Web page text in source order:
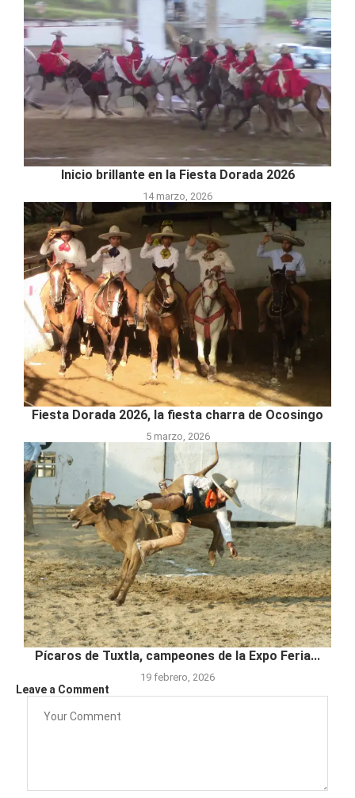
Inicio brillante en la Fiesta Dorada 2026
14 marzo, 2026
Fiesta Dorada 2026, la fiesta charra de Ocosingo
5 marzo, 2026
Pícaros de Tuxtla, campeones de la Expo Feria...
19 febrero, 2026
Leave a Comment